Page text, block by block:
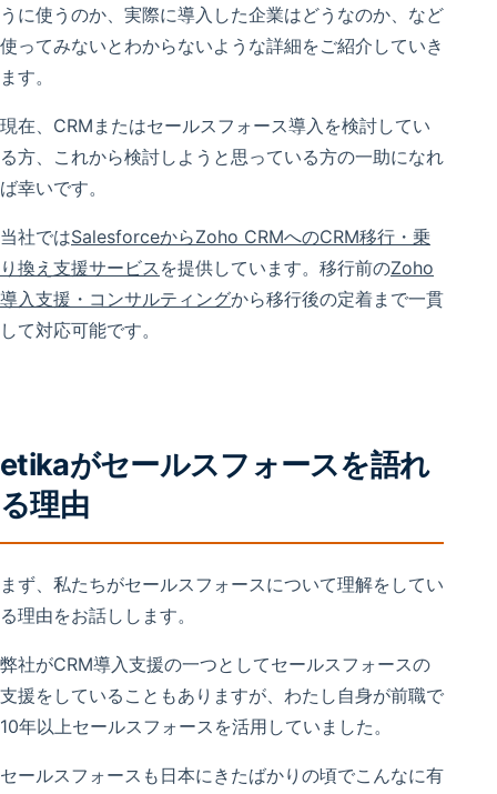
うに使うのか、実際に導入した企業はどうなのか、など
使ってみないとわからないような詳細をご紹介していき
ます。
現在、CRMまたはセールスフォース導入を検討してい
る方、これから検討しようと思っている方の一助になれ
ば幸いです。
当社ではSalesforceからZoho CRMへのCRM移行・乗
り換え支援サービス を提供しています。移行前のZoho
導入支援・コンサルティングから移行後の定着まで一貫
して対応可能です。
etikaがセールスフォースを語れ
る理由
まず、私たちがセールスフォースについて理解をしてい
る理由をお話しします。
弊社がCRM導入支援の一つとしてセールスフォースの
支援をしていることもありますが、わたし自身が前職で
10年以上セールスフォースを活用していました。
セールスフォースも日本にきたばかりの頃でこんなに有